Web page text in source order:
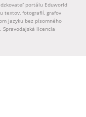
portálu Eduworld
textov, fotografií, grafov
jazyku bez písomného
licencia